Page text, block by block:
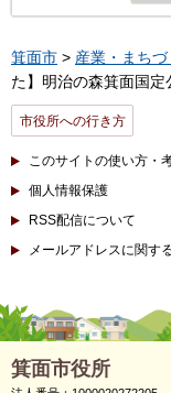
箕面市 > 産業・まちづ
た】明治の森箕面国
市役所への行き方
このサイトの使い方・
個人情報保護
RSS配信について
メールアドレスに関す
箕面市役所